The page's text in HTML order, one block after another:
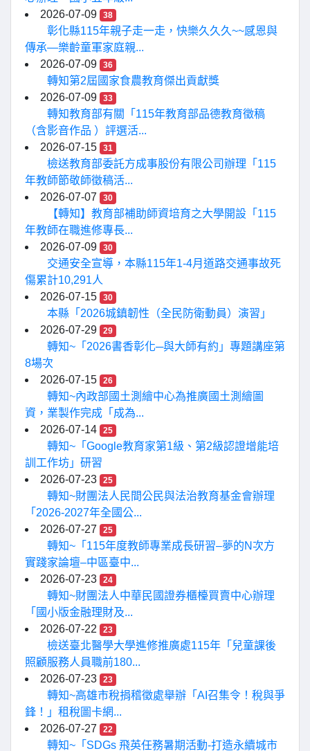
2026-07-09
38
彰化縣115年親子走一走，快樂久久久~~感恩與
傳承—樂齡童軍家庭親...
2026-07-09
36
轉知第2屆國家食農教育傑出貢獻獎
2026-07-09
33
轉知教育部有關「115年教育部品德教育徵稿
（含影音作品 ）評選活...
2026-07-15
31
檢送教育部委託方成事股份有限公司辦理「115
年教師節敬師徵稿活...
2026-07-07
30
【轉知】教育部補助師資培育之大學開設「115
年教師在職進修專長...
2026-07-09
30
交通安全宣導，本縣115年1-4月道路交通事故死
傷累計10,291人
2026-07-15
30
本縣「2026城鎮韌性（全民防衛動員）演習」
2026-07-29
29
轉知~「2026書香彰化─與大師有約」專題講座第
8場次
2026-07-15
26
轉知~內政部國土測繪中心為推廣國土測繪圖
資，業製作完成「成為...
2026-07-14
25
轉知~「Google教育家第1級、第2級認證增能培
訓工作坊」研習
2026-07-23
25
轉知~財團法人民間公民與法治教育基金會辦理
「2026-2027年全國公...
2026-07-27
25
轉知~「115年度教師專業成長研習–夢的N次方
實踐家論壇–中區臺中...
2026-07-23
24
轉知~財團法人中華民國證券櫃檯買賣中心辦理
「國小版金融理財及...
2026-07-22
23
檢送臺北醫學大學進修推廣處115年「兒童課後
照顧服務人員職前180...
2026-07-23
23
轉知~高雄市稅捐稽徵處舉辦「AI召集令！稅與爭
鋒！」租稅圖卡網...
2026-07-27
22
轉知~「SDGs 飛英任務暑期活動-打造永續城市